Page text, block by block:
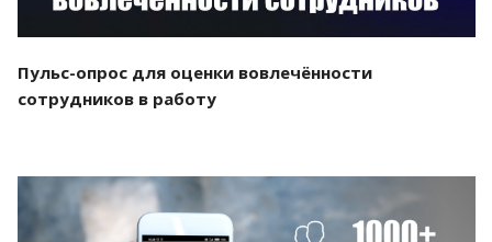
Пульс-опрос для оценки вовлечённости
сотрудников в работу